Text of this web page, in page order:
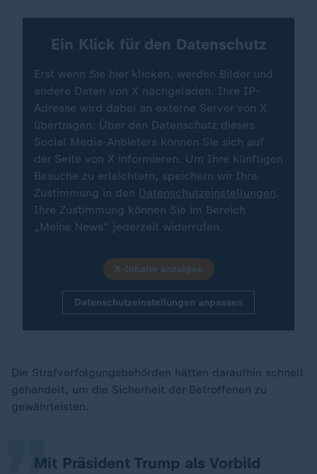
Ein Klick für den Datenschutz
Erst wenn Sie hier klicken, werden Bilder und
andere Daten von X nachgeladen. Ihre IP-
Adresse wird dabei an externe Server von X
übertragen. Über den Datenschutz dieses
Social Media-Anbieters können Sie sich auf
der Seite von X informieren. Um Ihre künftigen
Besuche zu erleichtern, speichern wir Ihre
Zustimmung in den Datenschutzeinstellungen.
Ihre Zustimmung können Sie im Bereich
„Meine News“ jederzeit widerrufen.
X-Inhalte anzeigen
Datenschutzeinstellungen anpassen
Die Strafverfolgungsbehörden hätten daraufhin schnell
gehandelt, um die Sicherheit der Betroffenen zu
gewährleisten.
Mit Präsident Trump als Vorbild
„